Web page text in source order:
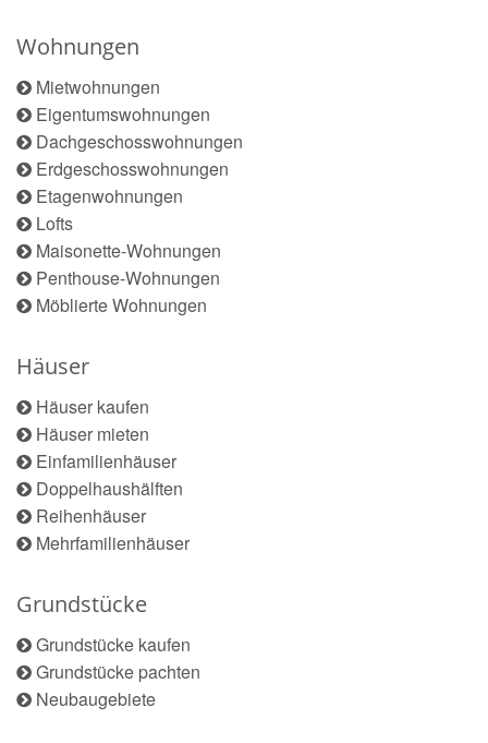
Wohnungen
Mietwohnungen
Eigentumswohnungen
Dachgeschosswohnungen
Erdgeschosswohnungen
Etagenwohnungen
Lofts
Maisonette-Wohnungen
Penthouse-Wohnungen
Möblierte Wohnungen
Häuser
Häuser kaufen
Häuser mieten
Einfamilienhäuser
Doppelhaushälften
Reihenhäuser
Mehrfamilienhäuser
Grundstücke
Grundstücke kaufen
Grundstücke pachten
Neubaugebiete